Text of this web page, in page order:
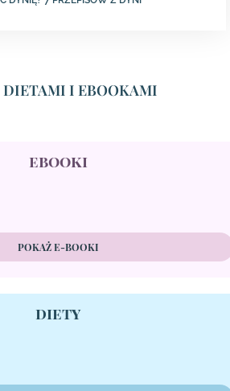
DIETAMI I EBOOKAMI
ebooki
POKAŻ E-BOOKI
diety